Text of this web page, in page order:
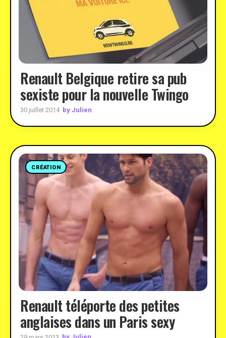
Renault Belgique retire sa pub
sexiste pour la nouvelle Twingo
30 juillet 2014 by Julien
CRÉATION
Renault téléporte des petites
anglaises dans un Paris sexy